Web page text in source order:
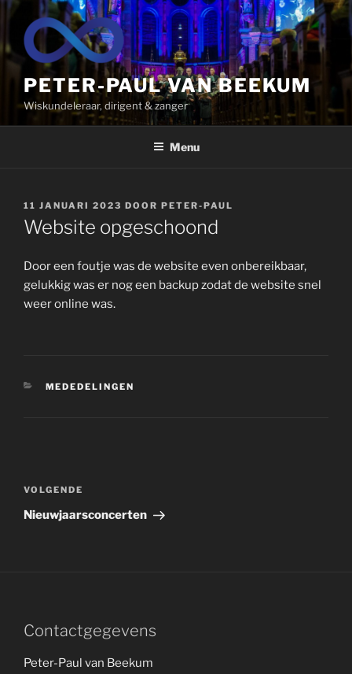
Ga
de
inhoud
PETER-PAUL VAN BEEKUM
Wiskundeleraar, dirigent & zanger
Menu
GEPLAATST
OP
11 JANUARI 2023 DOOR PETER-PAUL
Website opgeschoond
Door een foutje was de website even onbereikbaar,
gelukkig was er nog een backup zodat de website snel
weer online was.
CATEGORIEËN
MEDEDELINGEN
navigatie
Volgend
bericht
VOLGENDE
Nieuwjaarsconcerten
Contactgegevens
Peter-Paul van Beekum